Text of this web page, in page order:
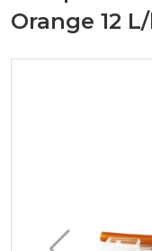
Orange 12